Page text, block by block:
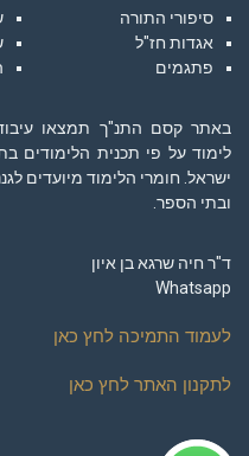
סיפורי התורה
אגדות חז"ל
פתגמים
באתר קסם התנ"ך תמצאו עיבוד
לימוד על פי תכנית הלימודים
ישראל. חומרי הלימוד מיועדים
ובתי הספר.
ד"ר חיה שרגא בן איון
Whatsapp
לעמוד התמיכה לחץ כאן
לתקנון האתר לחץ כאן